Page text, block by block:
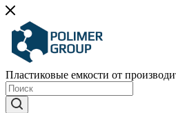
Пластиковые емкости от